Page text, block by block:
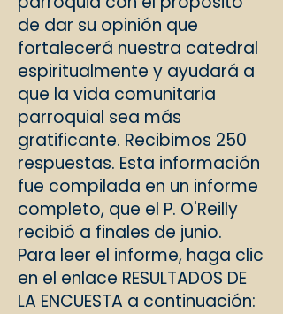
de dar su opinión que
fortalecerá nuestra catedral
espiritualmente y ayudará a
que la vida comunitaria
parroquial sea más
gratificante. Recibimos 250
respuestas. Esta información
fue compilada en un informe
completo, que el P. O'Reilly
recibió a finales de junio.
Para leer el informe, haga clic
en el enlace RESULTADOS DE
LA ENCUESTA a continuación: